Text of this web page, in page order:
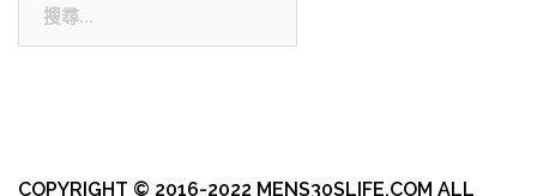
COPYRIGHT © 2016-2022 MENS30SLIFE.COM ALL